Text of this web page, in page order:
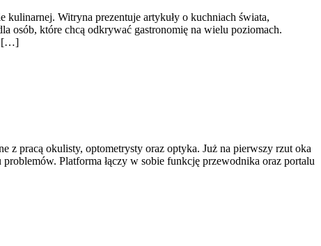
kulinarnej. Witryna prezentuje artykuły o kuchniach świata,
osób, które chcą odkrywać gastronomię na wielu poziomach.
[…]
z pracą okulisty, optometrysty oraz optyka. Już na pierwszy rzut oka
Platforma łączy w sobie funkcję przewodnika oraz portalu